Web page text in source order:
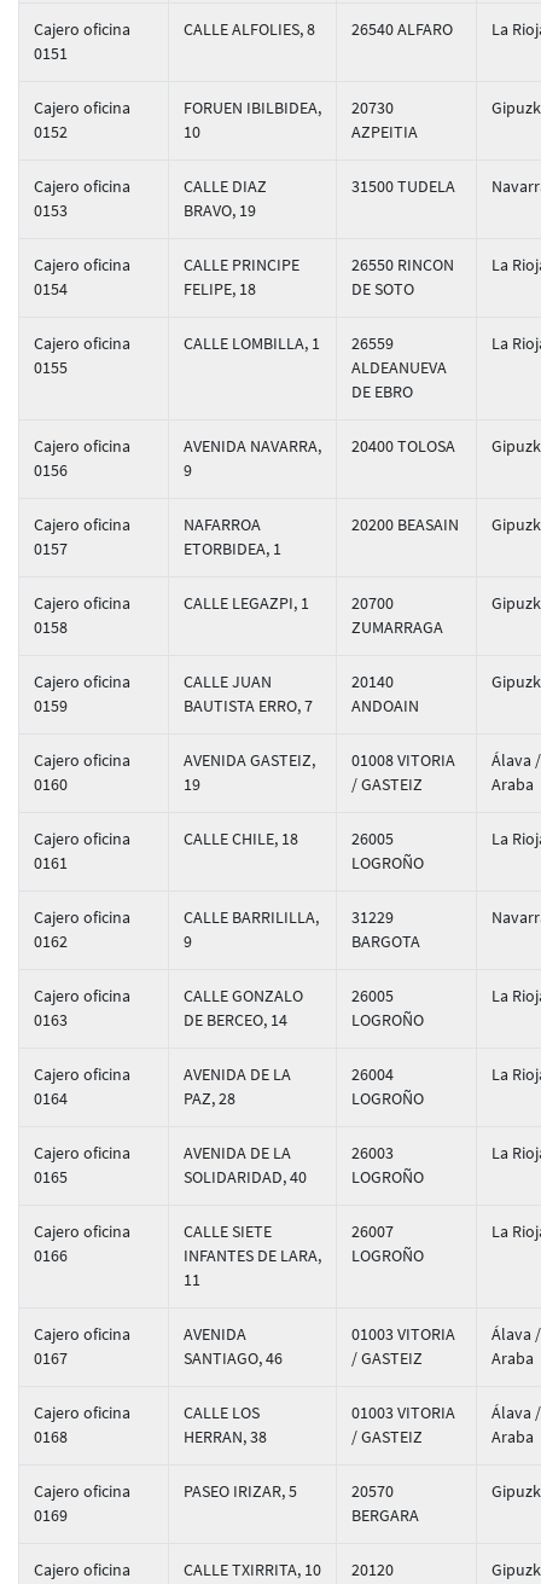
Cajero oficina
0151
CALLE ALFOLIES, 8 26540 ALFARO La
Cajero oficina
0152
FORUEN IBILBIDEA,
10
20730
AZPEITIA
Cajero oficina
0153
CALLE DIAZ
BRAVO, 19
31500 TUDELA
Cajero oficina
0154
CALLE PRINCIPE
FELIPE, 18
26550 RINCON
DE SOTO
La
Cajero oficina
0155
CALLE LOMBILLA, 1
26559
ALDEANUEVA
DE EBRO
La
Cajero oficina
0156
AVENIDA NAVARRA,
9
20400 TOLOSA
Cajero oficina
0157
NAFARROA
ETORBIDEA, 1
20200 BEASAIN
Cajero oficina
0158
CALLE LEGAZPI, 1
20700
ZUMARRAGA
Cajero oficina
0159
CALLE JUAN
BAUTISTA ERRO, 7
20140
ANDOAIN
Cajero oficina
0160
AVENIDA GASTEIZ,
19
01008 VITORIA
/ GASTEIZ
Álava /
Araba
Cajero oficina
0161
CALLE CHILE, 18
26005
LOGROÑO
La
Cajero oficina
0162
CALLE BARRILILLA,
9
31229
BARGOTA
Cajero oficina
0163
CALLE GONZALO
DE BERCEO, 14
26005
LOGROÑO
La
Cajero oficina
0164
AVENIDA DE LA
PAZ, 28
26004
LOGROÑO
La
Cajero oficina
0165
AVENIDA DE LA
SOLIDARIDAD, 40
26003
LOGROÑO
La
Cajero oficina
0166
CALLE SIETE
INFANTES DE LARA,
11
26007
LOGROÑO
La
Cajero oficina
0167
AVENIDA
SANTIAGO, 46
01003 VITORIA
/ GASTEIZ
Álava /
Araba
Cajero oficina
0168
CALLE LOS
HERRAN, 38
01003 VITORIA
/ GASTEIZ
Álava /
Araba
Cajero oficina
0169
PASEO IRIZAR, 5
20570
BERGARA
Cajero oficina
CALLE TXIRRITA, 10
20120